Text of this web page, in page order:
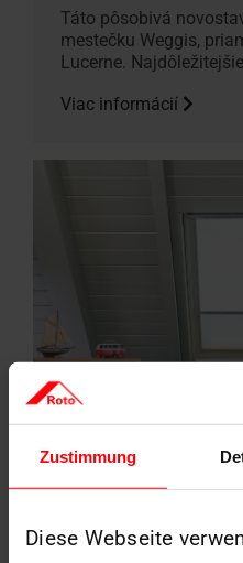
Zustimmung
Diese Webseite
Táto pôsobivá
mestečku Weggis,
Lucerne.
Viac informácií